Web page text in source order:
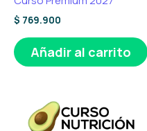
$ 769.900
Añadir al carrito